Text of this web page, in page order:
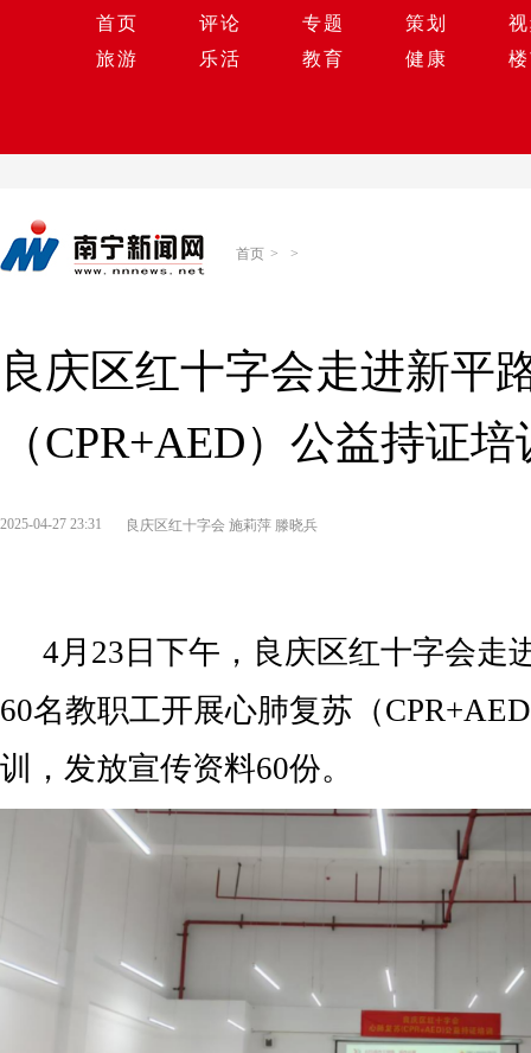
首页 评论 专题 策划
旅游
乐活 教育 健康
首页 > >
良庆区红十字会走进新平
（CPR+AED）公益持证培
2025-04-27 23:31 良庆区红十字会 施莉萍 滕晓兵
4月23日下午，良庆区红十字会走
60名教职工开展心肺复苏（
训，发放宣传资料60份。